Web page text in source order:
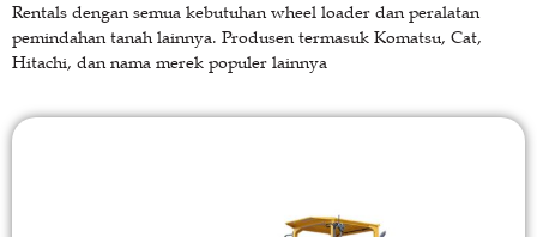
Rentals dengan semua kebutuhan wheel loader dan peralatan
pemindahan tanah lainnya. Produsen termasuk Komatsu, Cat,
Hitachi, dan nama merek populer lainnya